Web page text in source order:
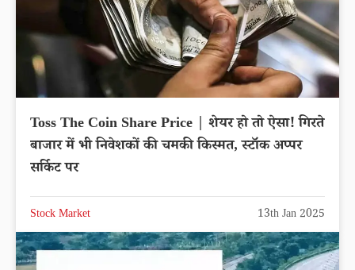
Toss The Coin Share Price | शेयर हो तो ऐसा! गिरते
बाजार में भी निवेशकों की चमकी किस्मत, स्टॉक अप्पर
सर्किट पर
Stock Market 13th Jan 2025